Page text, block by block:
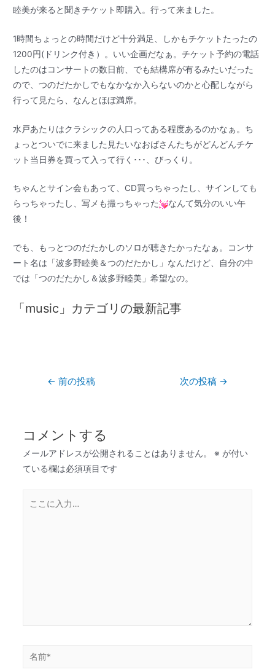
睦美が来ると聞きチケット即購入。行って来ました。
1時間ちょっとの時間だけど十分満足、しかもチケットたったの
1200円(ドリンク付き）。いい企画だなぁ。チケット予約の電話
したのはコンサートの数日前、でも結構席が有るみたいだった
ので、つのだたかしでもなかなか入らないのかと心配しながら
行って見たら、なんとほぼ満席。
水戸あたりはクラシックの人口ってある程度あるのかなぁ。ち
ょっとついでに来ました見たいなおばさんたちがどんどんチケ
ット当日券を買って入って行く･･･、びっくり。
ちゃんとサイン会もあって、CD買っちゃったし、サインしても
らっちゃったし、写メも撮っちゃった
なんて気分のいい午
後！
でも、もっとつのだたかしのソロが聴きたかったなぁ。コンサ
ート名は「波多野睦美＆つのだたかし」なんだけど、自分の中
では「つのだたかし＆波多野睦美」希望なの。
「music」カテゴリの最新記事
← 前の投稿 次の投稿 →
コメントする
メールアドレスが公開されることはありません。 ※ が付い
ている欄は必須項目です